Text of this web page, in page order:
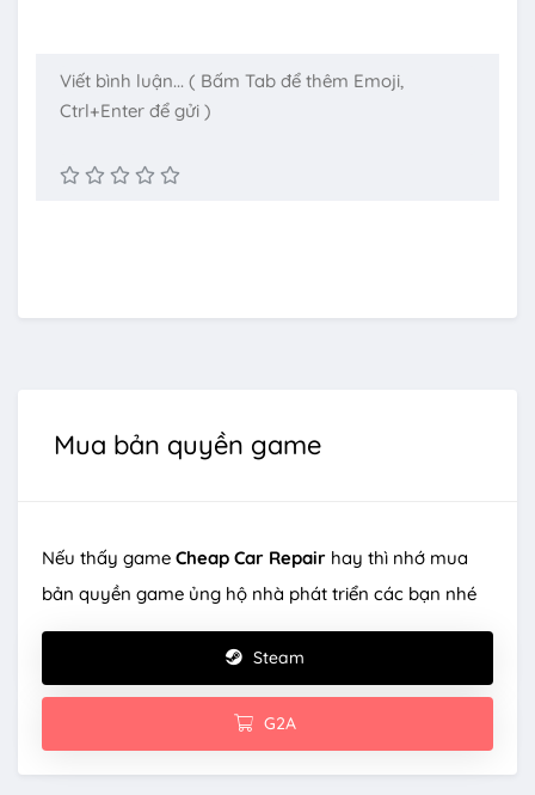
Mua bản quyền game
Nếu thấy game Cheap Car Repair hay thì nhớ mua
bản quyền game ủng hộ nhà phát triển các bạn nhé
Steam
G2A